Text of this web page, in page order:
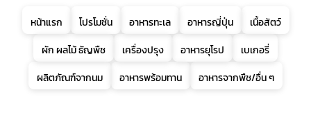
หน้าแรก โปรโมชั่น อาหารทะเล อาหารญี่ปุ่น
เนื้อสัตว์
ผัก ผลไม้ ธัญพืช
เครื่องปรุง อาหารยุโรป
เบเกอรี่
ผลิตภัณฑ์จากนม
อาหารพร้อมทาน อาหารจากพืช/อื่น ๆ